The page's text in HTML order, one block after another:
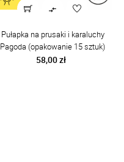

Pułapka na prusaki i karaluchy
Pagoda (opakowanie 15 sztuk)
Cena
58,00 zł